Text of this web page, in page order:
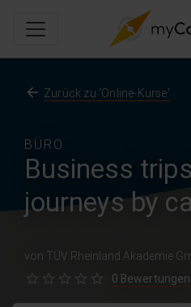
BÜRO
Business
journeys by
von TÜV Rheinland Akademie
0 Bewertungen
Zurück zu 'Online-Kurse'